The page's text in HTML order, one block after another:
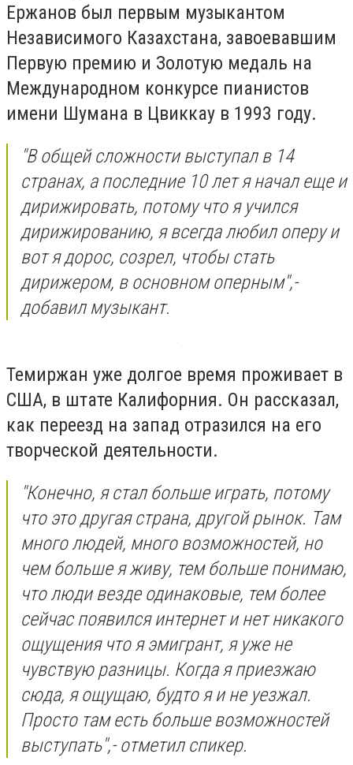
Ержанов был первым музыкантом
Независимого Казахстана, завоевавшим
Первую премию и Золотую медаль на
Международном конкурсе пианистов
имени Шумана в Цвиккау в 1993 году.
"В общей сложности выступал в 14
странах, а последние 10 лет я начал еще и
дирижировать, потому что я учился
дирижированию, я всегда любил оперу и
вот я дорос, созрел, чтобы стать
дирижером, в основном оперным",-
добавил музыкант.
Темиржан уже долгое время проживает в
США, в штате Калифорния. Он рассказал,
как переезд на запад отразился на его
творческой деятельности.
"Конечно, я стал больше играть, потому
что это другая страна, другой рынок. Там
много людей, много возможностей, но
чем больше я живу, тем больше понимаю,
что люди везде одинаковые, тем более
сейчас появился интернет и нет никакого
ощущения что я эмигрант, я уже не
чувствую разницы. Когда я приезжаю
сюда, я ощущаю, будто я и не уезжал.
Просто там есть больше возможностей
выступать",- отметил спикер.